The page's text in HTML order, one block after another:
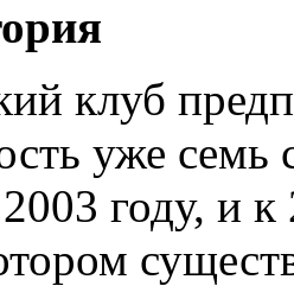
клуб
уже
2003 году, и